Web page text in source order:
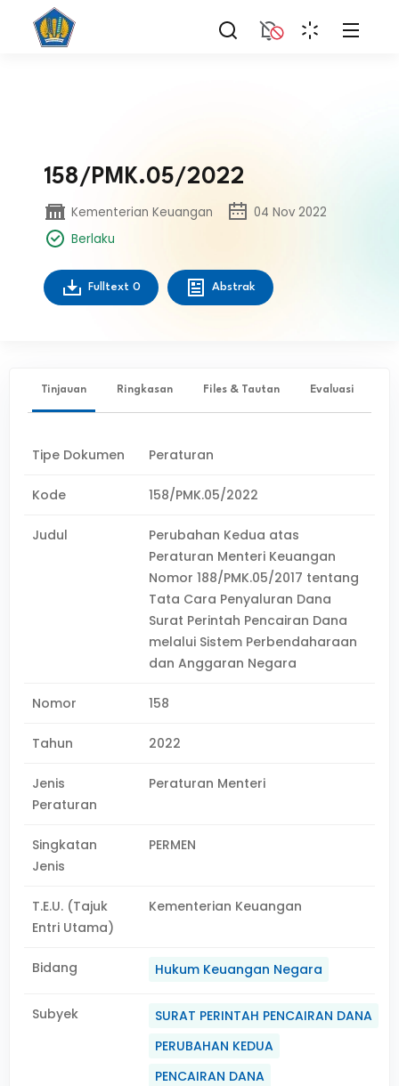
158/PMK.05/2022
Kementerian Keuangan
04 Nov 2022
Berlaku
Fulltext 0 Abstrak
Tinjauan Ringkasan Files & Tautan Evaluasi
Tipe Dokumen Peraturan
Kode 158/PMK.05/2022
Judul
Perubahan Kedua atas
Peraturan Menteri Keuangan
Nomor 188/PMK.05/2017 tentang
Tata Cara Penyaluran Dana
Surat Perintah Pencairan Dana
melalui Sistem Perbendaharaan
dan Anggaran Negara
Nomor 158
Tahun 2022
Jenis
Peraturan
Peraturan Menteri
Singkatan
Jenis
PERMEN
T.E.U. (Tajuk
Entri Utama)
Kementerian Keuangan
Bidang Hukum Keuangan Negara
Subyek
SURAT PERINTAH PENCAIRAN DANA
PERUBAHAN KEDUA
PENCAIRAN DANA